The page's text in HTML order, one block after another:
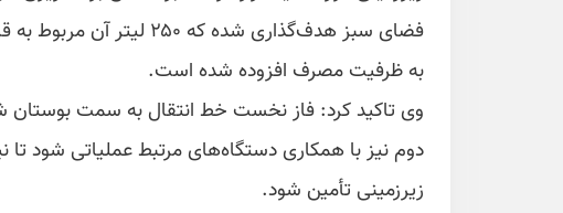
به ظرفیت مصرف افزوده شده است.
زیرزمینی تأمین شود.